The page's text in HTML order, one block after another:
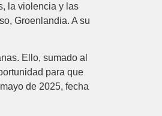
la violencia y las
Groenlandia. A su
Ello, sumado al
para que
de 2025, fecha